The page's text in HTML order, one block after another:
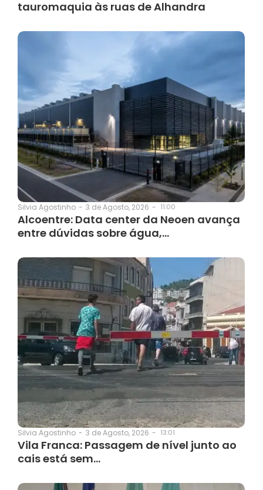
tauromaquia às ruas de Alhandra
Silvia Agostinho - 3 de Agosto, 2026 - 11:00
Alcoentre: Data center da Neoen avança
entre dúvidas sobre água,…
Silvia Agostinho - 3 de Agosto, 2026 - 13:01
Vila Franca: Passagem de nível junto ao
cais está sem…